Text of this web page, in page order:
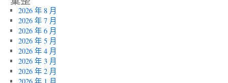
2026 年 8 月
2026 年 7 月
2026 年 6 月
2026 年 5 月
2026 年 4 月
2026 年 3 月
2026 年 2 月